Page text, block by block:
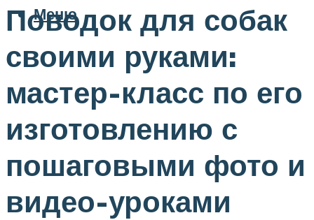
Меню
Поводок для собак
своими руками:
мастер-класс по его
изготовлению с
пошаговыми фото и
видео-уроками